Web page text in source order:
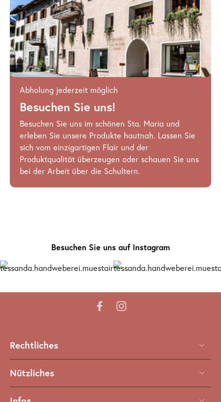
Abholung jederzeit möglich
Besuchen Sie uns!
Besuchen Sie uns im schönen Sta. Maria und
erleben Sie unsere Produkte hautnah. Lassen Sie
sich vom einzigartigen Flair und der
Produktqualität überzeugen oder schauen Sie uns
bei der Arbeit über die Schultern.
Besuchen Sie uns auf Instagram
Rechtliches
Nützliches